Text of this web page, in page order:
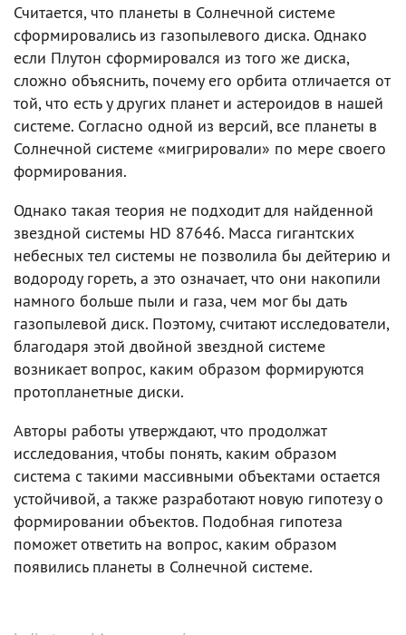
Считается, что планеты в Солнечной системе
сформировались из газопылевого диска. Однако
если Плутон сформировался из того же диска,
сложно объяснить, почему его орбита отличается от
той, что есть у других планет и астероидов в нашей
системе. Согласно одной из версий, все планеты в
Солнечной системе «мигрировали» по мере своего
формирования.
Однако такая теория не подходит для найденной
звездной системы HD 87646. Масса гигантских
небесных тел системы не позволила бы дейтерию и
водороду гореть, а это означает, что они накопили
намного больше пыли и газа, чем мог бы дать
газопылевой диск. Поэтому, считают исследователи,
благодаря этой двойной звездной системе
возникает вопрос, каким образом формируются
протопланетные диски.
Авторы работы утверждают, что продолжат
исследования, чтобы понять, каким образом
система с такими массивными объектами остается
устойчивой, а также разработают новую гипотезу о
формировании объектов. Подобная гипотеза
поможет ответить на вопрос, каким образом
появились планеты в Солнечной системе.